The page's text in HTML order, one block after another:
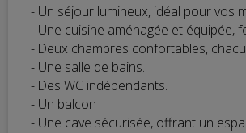
- Un séjour lumineux, idéal pour vos
- Une cuisine aménagée et équipée,
- Deux chambres confortables,
- Une salle de bains.
- Des WC indépendants.
- Un balcon
- Une cave sécurisée, offrant un